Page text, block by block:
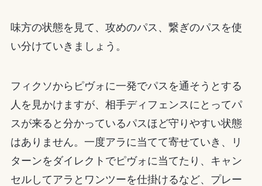
味方の状態を見て、攻めのパス、繋ぎのパスを使
い分けていきましょう。
フィクソからピヴォに一発でパスを通そうとする
人を見かけますが、相手ディフェンスにとってパ
スが来ると分かっているパスほど守りやすい状態
はありません。一度アラに当てて寄せていき、リ
ターンをダイレクトでピヴォに当てたり、キャン
セルしてアラとワンツーを仕掛けるなど、プレー